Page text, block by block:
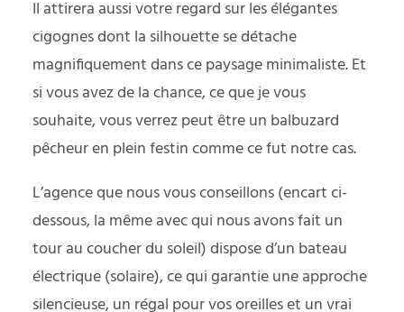
Il attirera aussi votre regard sur les élégantes
cigognes dont la silhouette se détache
magnifiquement dans ce paysage minimaliste. Et
si vous avez de la chance, ce que je vous
souhaite, vous verrez peut être un balbuzard
pêcheur en plein festin comme ce fut notre cas.
L’agence que nous vous conseillons (encart ci-
dessous, la même avec qui nous avons fait un
tour au coucher du soleil) dispose d’un bateau
électrique (solaire), ce qui garantie une approche
silencieuse, un régal pour vos oreilles et un vrai